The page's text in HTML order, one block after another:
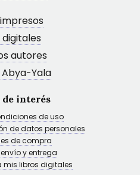
digitales
autores
Yala
de interés
de uso
de datos personales
de compra
y entrega
libros digitales